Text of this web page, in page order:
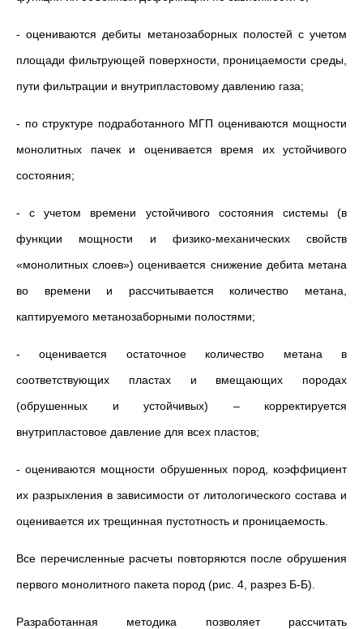
- оцениваются дебиты метанозаборных полостей с учетом
площади фильтрующей поверхности, проницаемости среды,
пути фильтрации и внутрипластовому давлению газа;
- по структуре подработанного МГП оцениваются мощности
монолитных пачек и оценивается время их устойчивого
состояния;
- с учетом времени устойчивого состояния системы (в
функции мощности и физико-механических свойств
«монолитных слоев») оценивается снижение дебита метана
во времени и рассчитывается количество метана,
каптируемого метанозаборными полостями;
- оценивается остаточное количество метана в
соответствующих пластах и вмещающих породах
(обрушенных и устойчивых) – корректируется
внутрипластовое давление для всех пластов;
- оцениваются мощности обрушенных пород, коэффициент
их разрыхления в зависимости от литологического состава и
оценивается их трещинная пустотность и проницаемость.
Все перечисленные расчеты повторяются после обрушения
первого монолитного пакета пород (рис. 4, разрез Б-Б).
Разработанная методика позволяет рассчитать